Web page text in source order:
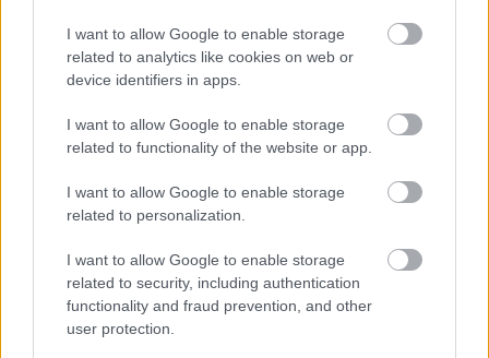
I want to allow Google to enable storage
related to analytics like cookies on web or
device identifiers in apps.
I want to allow Google to enable storage
related to functionality of the website or app.
I want to allow Google to enable storage
related to personalization.
I want to allow Google to enable storage
related to security, including authentication
functionality and fraud prevention, and other
user protection.
A zen kert a legkevésbé sem hasonlít azokhoz a
kertekhez, amiket megszoktunk, nem borítják színes
virágok, nincs benne veteményes sarok, ahogy pázsit
sem, sőt, egyáltalán alig van benne növény. A zen
kert a buddhizmusban gyökeredzik, és
tulajdonképpen egy meditációs terep, mely…
Dobogós kerti hiúságok
Megyeri Szabolcs 2014. június 10.
Most, hogy ránkszakadt a jó idő, és megérkezett a
nyár, sokakban kezd motoszkálni a kisördög, hogy a